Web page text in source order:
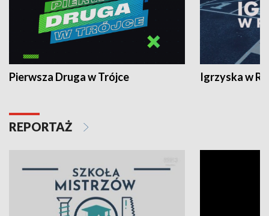
Pierwsza Druga w Trójce Igrzyska w
REPORTAŻ